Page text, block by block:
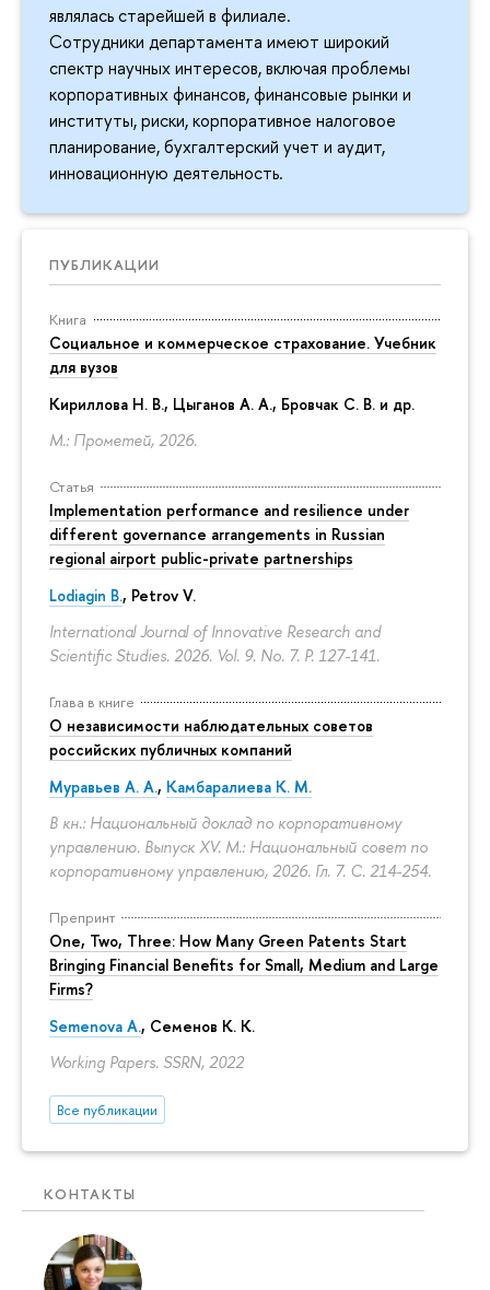
являлась старейшей в филиале.
Сотрудники департамента имеют широкий
спектр научных интересов, включая проблемы
корпоративных финансов, финансовые рынки и
институты, риски, корпоративное налоговое
планирование, бухгалтерский учет и аудит,
инновационную деятельность.
ПУБЛИКАЦИИ
Книга
Социальное и коммерческое страхование. Учебник
для вузов
Кириллова Н. В., Цыганов А. А., Бровчак С. В. и др.
М.: Прометей, 2026.
Статья
Implementation performance and resilience under
different governance arrangements in Russian
regional airport public-private partnerships
Lodiagin B., Petrov V.
International Journal of Innovative Research and
Scientific Studies. 2026. Vol. 9. No. 7. P. 127-141.
Глава в книге
О независимости наблюдательных советов
российских публичных компаний
Муравьев А. А., Камбаралиева К. М.
В кн.: Национальный доклад по корпоративному
управлению. Выпуск XV. М.: Национальный совет по
корпоративному управлению, 2026. Гл. 7. С. 214-254.
Препринт
One, Two, Three: How Many Green Patents Start
Bringing Financial Benefits for Small, Medium and Large
Firms?
Semenova A., Семенов К. К.
Working Papers. SSRN, 2022
Все публикации
КОНТАКТЫ